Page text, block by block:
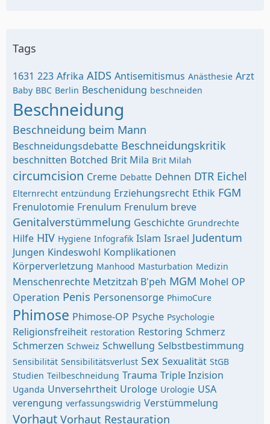
Tags
1631 223 Afrika AIDS Antisemitismus Anästhesie Arzt
Baby BBC Berlin Beschenidung beschneiden
Beschneidung
Beschneidung beim Mann
Beschneidungsdebatte Beschneidungskritik
beschnitten Botched Brit Mila Brit Milah
circumcision Creme Debatte Dehnen DTR Eichel
Elternrecht entzündung Erziehungsrecht Ethik FGM
Frenulotomie Frenulum Frenulum breve
Genitalverstümmelung Geschichte Grundrechte
Hilfe HIV Hygiene Infografik Islam Israel Judentum
Jungen Kindeswohl Komplikationen
Körperverletzung Manhood Masturbation Medizin
Menschenrechte Metzitzah B'peh MGM Mohel OP
Operation Penis Personensorge PhimoCure
Phimose Phimose-OP Psyche Psychologie
Religionsfreiheit restoration Restoring Schmerz
Schmerzen Schweiz Schwellung Selbstbestimmung
Sensibilität Sensibilitätsverlust Sex Sexualität StGB
Studien Teilbeschneidung Trauma Triple Inzision
Uganda Unversehrtheit Urologe Urologie USA
verengung verfassungswidrig Verstümmelung
Vorhaut Vorhaut Restauration